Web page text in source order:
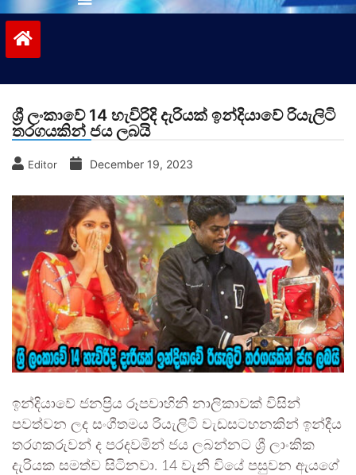
ශ්‍රී ලංකාවේ 14 හැවිරිදි දැරියක් ඉන්දියාවේ රියැලිටි
තරගයකින් ජය ලබයි
Editor December 19, 2023
ඉන්දියාවේ ජනප්‍රිය රූපවාහිනි නාලිකාවක් විසින්
පවත්වන ලද සංගීතමය රියැලිටි වැඩසටහනකින් ඉන්දීය
තරගකරුවන් ද පරදවමින් ජය ලබන්නට ශ්‍රී ලාංකික
දැරියක සමත්ව සිටිනවා. 14 වැනි වියේ පසුවන ඇයගේ